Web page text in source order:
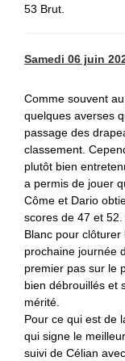
53 Brut.
Samedi 06 juin
Comme souvent
quelques averses
passage des
classement.
plutôt bien
a permis de jouer
Côme et Dario
scores de 47 et
Blanc pour
prochaine journée
premier pas sur le
bien débrouillés et
mérité.
Pour ce qui est de
qui signe le
suivi de Célian